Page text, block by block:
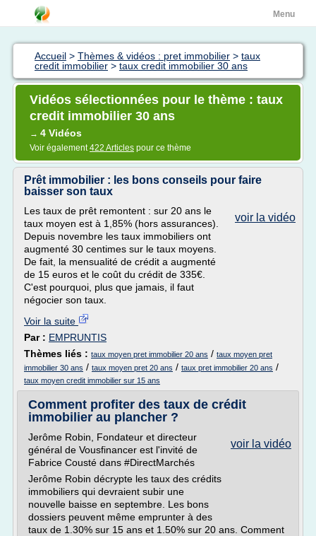
Menu
Accueil > Thèmes & vidéos : pret immobilier > taux
credit immobilier > taux credit immobilier 30 ans
Vidéos sélectionnées pour le thème : taux
credit immobilier 30 ans
→ 4 Vidéos
Voir également422 Articles pour ce thème
Prêt immobilier : les bons conseils pour faire
baisser son taux
voir la vidéo
Les taux de prêt remontent : sur 20 ans le
taux moyen est à 1,85% (hors assurances).
Depuis novembre les taux immobiliers ont
augmenté 30 centimes sur le taux moyens.
De fait, la mensualité de crédit a augmenté
de 15 euros et le coût du crédit de 335€.
C'est pourquoi, plus que jamais, il faut
négocier son taux.
Voir la suite
Par : EMPRUNTIS
Thèmes liés : taux moyen pret immobilier 20 ans / taux moyen pret
immobilier 30 ans / taux moyen pret 20 ans / taux pret immobilier 20 ans /
taux moyen credit immobilier sur 15 ans
Comment profiter des taux de crédit
immobilier au plancher ?
voir la vidéo
Jerôme Robin, Fondateur et directeur
général de Vousfinancer est l'invité de
Fabrice Cousté dans #DirectMarchés
Jerôme Robin décrypte les taux des crédits
immobiliers qui devraient subir une
nouvelle baisse en septembre. Les bons
dossiers peuvent même emprunter à des
taux de 1.30% sur 15 ans et 1.50% sur 20 ans. Comment